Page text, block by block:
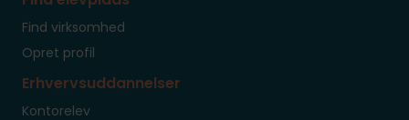
Find virksomhed
Opret profil
Erhvervsuddannelser
Kontorelev